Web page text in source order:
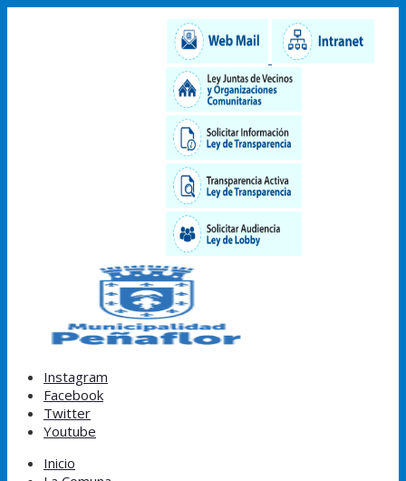
Instagram
Facebook
Twitter
Youtube
Inicio